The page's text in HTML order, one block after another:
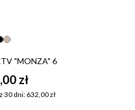
"MONZA" 6
zł
30 dni: 632,00 zł